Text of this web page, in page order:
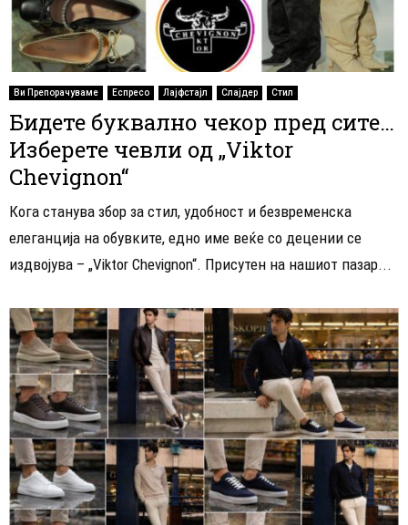
Ви Препорачуваме Еспресо Лајфстајл Слајдер Стил
Бидете буквално чекор пред сите…
Изберете чевли од „Viktor
Chevignon“
Кога станува збор за стил, удобност и безвременска
елеганција на обувките, едно име веќе со децении се
издвојува – „Viktor Chevignon“. Присутен на нашиот пазар...